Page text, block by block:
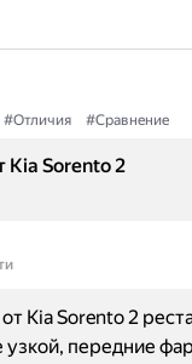
#Отличия #Сравнение
Kia Sorento 2
Kia Sorento 2
узкой, передние